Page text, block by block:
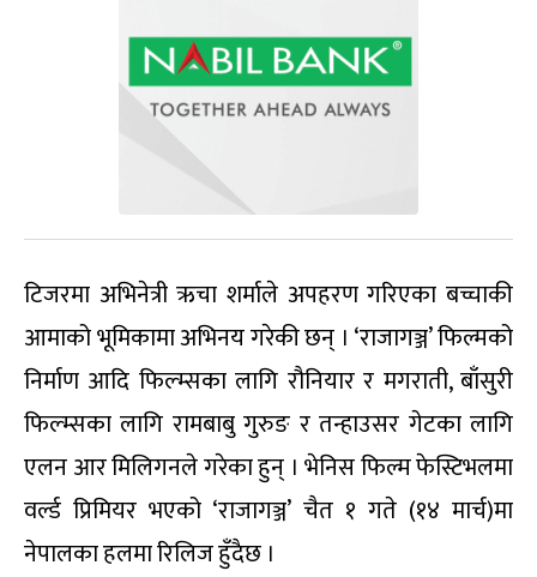
टिजरमा अभिनेत्री ऋचा शर्माले अपहरण गरिएका बच्चाकी
आमाको भूमिकामा अभिनय गरेकी छन् । ‘राजागञ्ज’ फिल्मको
निर्माण आदि फिल्म्सका लागि रौनियार र मगराती, बाँसुरी
फिल्म्सका लागि रामबाबु गुरुङ र तन्हाउसर गेटका लागि
एलन आर मिलिगनले गरेका हुन् । भेनिस फिल्म फेस्टिभलमा
वर्ल्ड प्रिमियर भएको ‘राजागञ्ज’ चैत १ गते (१४ मार्च)मा
नेपालका हलमा रिलिज हुँदैछ ।